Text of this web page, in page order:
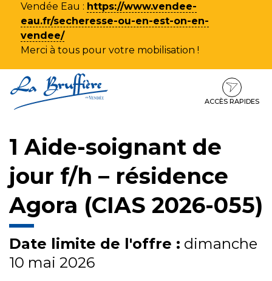
Vendée Eau : https://www.vendee-
eau.fr/secheresse-ou-en-est-on-en-
vendee/
Merci à tous pour votre mobilisation !
au
contenu
au
ACCÈS RAPIDES
1 Aide-soignant de
jour f/h – résidence
Agora (CIAS 2026-055)
Date limite de l'offre : dimanche
10 mai 2026